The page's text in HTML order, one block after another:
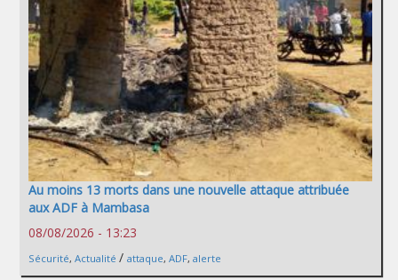
Au moins 13 morts dans une nouvelle attaque attribuée
aux ADF à Mambasa
08/08/2026 - 13:23
Sécurité, Actualité / attaque, ADF, alerte